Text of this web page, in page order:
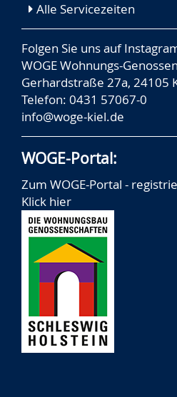
Alle Servicezeiten
Folgen Sie uns auf
WOGE Wohnungs-
Gerhardstraße 27a, 24105
Telefon: 0431 57067-0
info@woge-kiel.de
WOGE-Portal:
Zum WOGE-Portal -
Klick hier